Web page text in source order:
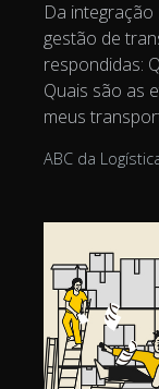
Da
gestão de
respondidas:
Quais são as
meus
ABC da